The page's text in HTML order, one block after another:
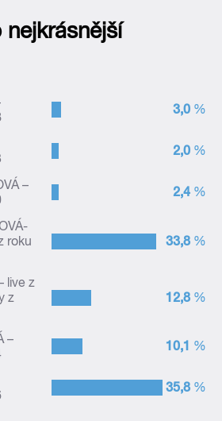
3,0 %
2,0 %
–
2,4 %
roku
33,8 %
live z
z
12,8 %
–
10,1 %
35,8 %